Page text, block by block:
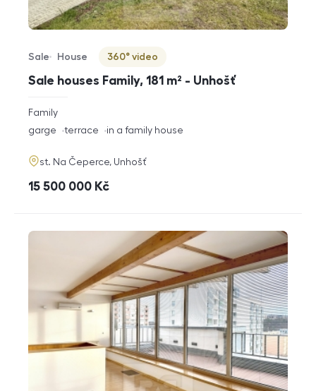
Sale houses Family, 181 m² - Unhošť
Offer type
Sale
Property type
House
Virtuální prohlídka
360° video
rozměry
disposition
Family
funkce
garge terrace in a family house
adresa
st. Na Čeperce, Unhošť
cena
15 500 000 Kč